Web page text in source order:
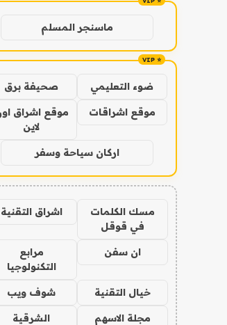
ماسنجر المسلم
ضوء التعليمي صحيفة برق
موقع اشراقات
موقع اشراق
لاين
اركان سياحة وسفر
مسك الكلمات
في قوقل
اشراق التقنية
ان سفن
مرابع
التكنولوجيا
خيال التقنية شوف ويب
مجلة الاسهم
الشرقية